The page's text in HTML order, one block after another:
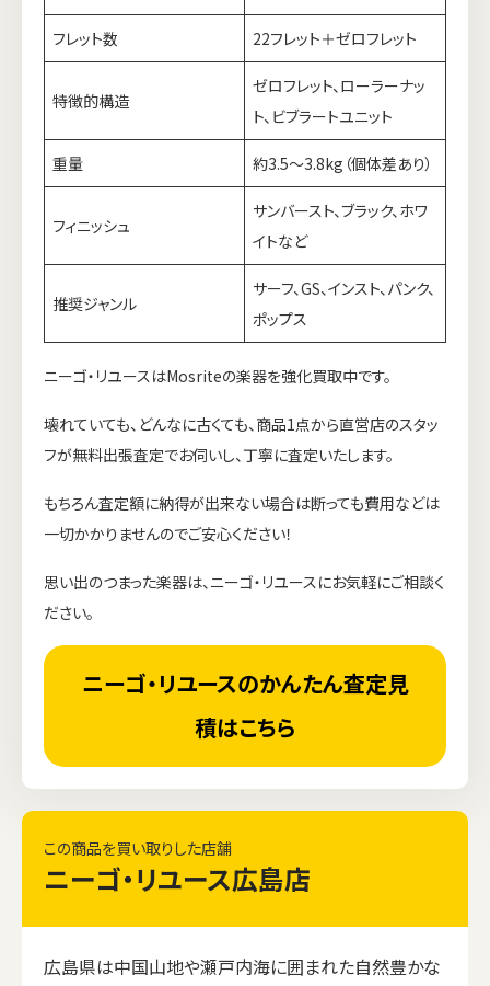
フレット数 22フレット＋ゼロフレット
特徴的構造
ゼロフレット、ローラーナッ
ト、ビブラートユニット
重量 約3.5〜3.8kg（個体差あり）
フィニッシュ
サンバースト、ブラック、ホワ
イトなど
推奨ジャンル
サーフ、GS、インスト、パンク、
ポップス
ニーゴ・リユースはMosriteの楽器を強化買取中です。
壊れていても、どんなに古くても、商品1点から直営店のスタッ
フが無料出張査定でお伺いし、丁寧に査定いたします。
もちろん査定額に納得が出来ない場合は断っても費用などは
一切かかりませんのでご安心ください！
思い出のつまった楽器は、ニーゴ・リユースにお気軽にご相談く
ださい。
ニーゴ・リユースのかんたん査定見
積はこちら
この商品を買い取りした店舗
ニーゴ・リユース広島店
広島県は中国山地や瀬戸内海に囲まれた自然豊かな